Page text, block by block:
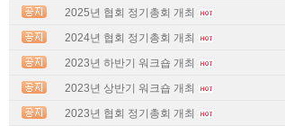
2025년 협회 정기총회 개최
2024년 협회 정기총회 개최
2023년 하반기 워크숍 개최
2023년 상반기 워크숍 개최
2023년 협회 정기총회 개최